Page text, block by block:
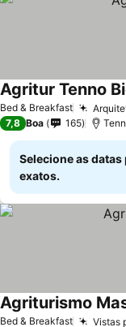
Bed & Breakfast
Agritur Tenno
7,8 Boa 165
Selecione as
exatos.
Bed & Breakfast Vistas
Agriturismo